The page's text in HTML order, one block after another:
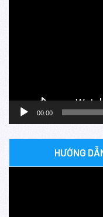
00:00
HƯỚNG